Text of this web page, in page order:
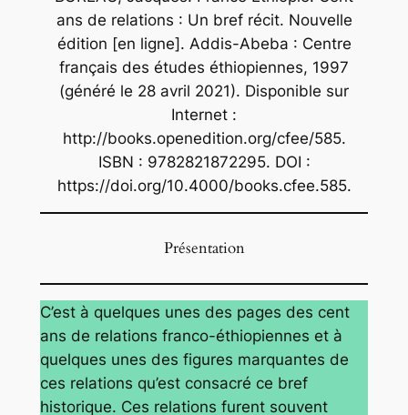
ans de relations : Un bref récit. Nouvelle
édition [en ligne]. Addis-Abeba : Centre
français des études éthiopiennes, 1997
(généré le 28 avril 2021). Disponible sur
Internet :
http://books.openedition.org/cfee/585.
ISBN : 9782821872295. DOI :
https://doi.org/10.4000/books.cfee.585.
Présentation
C’est à quelques unes des pages des cent
ans de relations franco-éthiopiennes et à
quelques unes des figures marquantes de
ces relations qu’est consacré ce bref
historique. Ces relations furent souvent